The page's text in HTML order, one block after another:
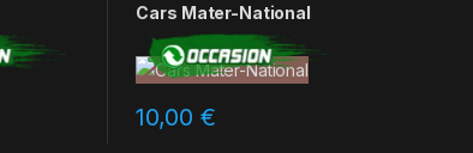
Cars Mater-National
10,00 €